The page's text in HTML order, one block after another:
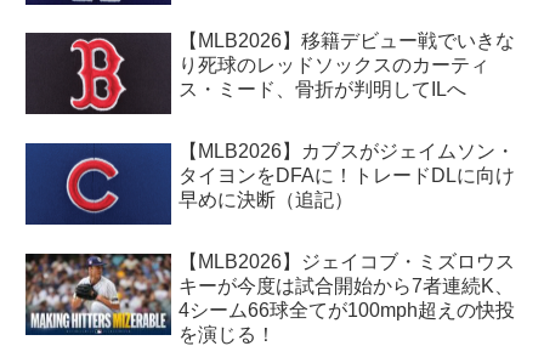
【MLB2026】移籍デビュー戦でいきな
り死球のレッドソックスのカーティ
ス・ミード、骨折が判明してILへ
【MLB2026】カブスがジェイムソン・
タイヨンをDFAに！トレードDLに向け
早めに決断（追記）
【MLB2026】ジェイコブ・ミズロウス
キーが今度は試合開始から7者連続K、
4シーム66球全てが100mph超えの快投
を演じる！